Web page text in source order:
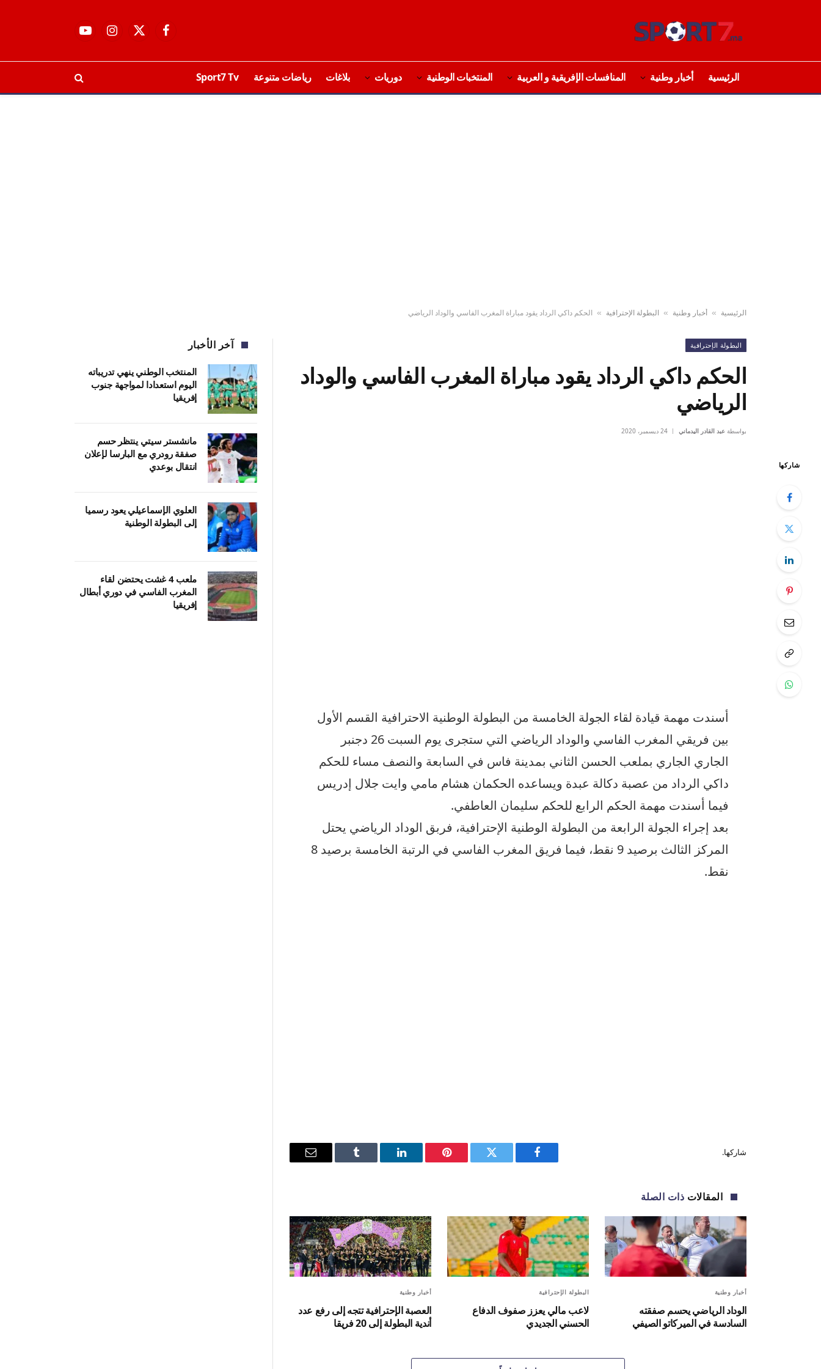
فيسبوكX
الانستغراميوتيوب
الرئيسية أخبار وطنية المنافسات الإفريقية و العربية المنتخبات الوطنية دوريات بلاغات رياضات متنوعة Sport7 Tv
الرئيسية » أخبار وطنية » البطولة الإحترافية » الحكم داكي الرداد يقود مباراة المغرب الفاسي والوداد الرياضي
البطولة الإحترافية
الحكم داكي الرداد يقود مباراة المغرب الفاسي والوداد
الرياضي
بواسطة عبد القادر اليدماني 24 ديسمبر، 2020
شاركها
أسندت مهمة قيادة لقاء الجولة الخامسة من البطولة الوطنية الاحترافية القسم الأول
بين فريقي المغرب الفاسي والوداد الرياضي التي ستجرى يوم السبت 26 دجنبر
الجاري الجاري بملعب الحسن الثاني بمدينة فاس في السابعة والنصف مساء للحكم
داكي الرداد من عصبة دكالة عبدة ويساعده الحكمان هشام مامي وايت جلال إدريس
فيما أسندت مهمة الحكم الرابع للحكم سليمان العاطفي.
بعد إجراء الجولة الرابعة من البطولة الوطنية الإحترافية، فربق الوداد الرياضي يحتل
المركز الثالث برصيد 9 نقط، فيما فريق المغرب الفاسي في الرتبة الخامسة برصيد 8
نقط.
شاركها.
فيسبوك
تويتر بينتيريستلينكدإن Tumblr
البريد
المقالات ذات الصلة
أخبار وطنية
الوداد الرياضي يحسم صفقته
السادسة في الميركاتو الصيفي
البطولة الإحترافية
لاعب مالي يعزز صفوف الدفاع
الحسني الجديدي
أخبار وطنية
العصبة الإحترافية تتجه إلى رفع عدد
أندية البطولة إلى 20 فريقا
آخر الأخبار
المنتخب الوطني ينهي تدريباته
اليوم استعدادا لمواجهة جنوب
إفريقيا
مانشستر سيتي ينتظر حسم
صفقة رودري مع البارسا لإعلان
انتقال بوعدي
العلوي الإسماعيلي يعود رسميا
إلى البطولة الوطنية
ملعب 4 غشت يحتضن لقاء
المغرب الفاسي في دوري أبطال
إفريقيا